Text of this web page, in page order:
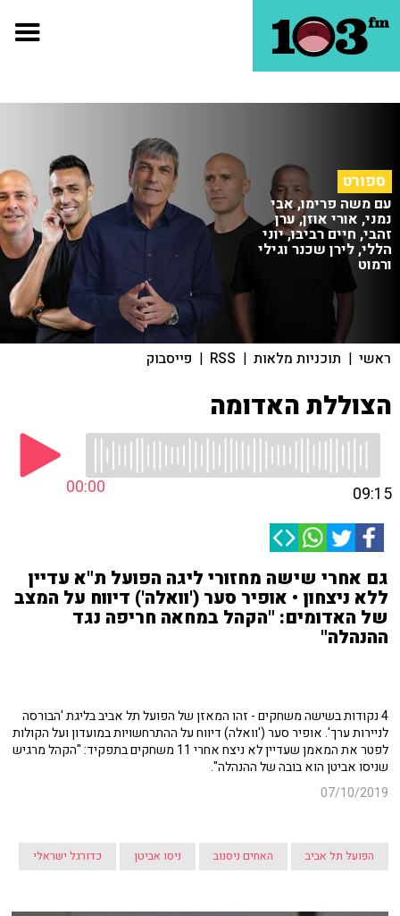
ספורט
עם משה פרימו, אבי
נמני, אורי אוזן, ערן
זהבי, חיים רביבו, יוני
הללי, לירן שכנר וגילי
ורמוט
ראשי | תוכניות מלאות |
RSS
| פייסבוק
הצוללת האדומה
00:00 09:15
גם אחרי שישה מחזורי ליגה הפועל ת"א עדיין
ללא ניצחון • אופיר סער ('וואלה') דיווח על המצב
של האדומים: "הקהל במחאה חריפה נגד
ההנהלה"
4 נקודות בשישה משחקים - זהו המאזן של הפועל תל אביב בליגת 'הבורסה
לניירות ערך'. אופיר סער ('וואלה) דיווח על ההתרחשויות במועדון ועל הקולות
לפטר את המאמן שעדיין לא ניצח אחרי 11 משחקים בתפקיד: "הקהל מרגיש
שניסו אביטן הוא בובה של ההנהלה".
07/10/2019
הפועל תל אביב האחים ניסנוב ניסו אביטן כדורגל ישראלי